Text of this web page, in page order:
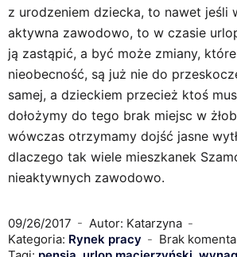
z urodzeniem dziecka, to nawet jeśli
aktywna zawodowo, to w czasie
ją zastąpić, a być może zmiany,
nieobecność, są już nie do
samej, a dzieckiem przecież ktoś
dołożymy do tego brak miejsc w
wówczas otrzymamy dojść jasne
dlaczego tak wiele mieszkanek
nieaktywnych zawodowo.
09/26/2017
Autor: Katarzyna
Kategoria: Rynek pracy
Brak